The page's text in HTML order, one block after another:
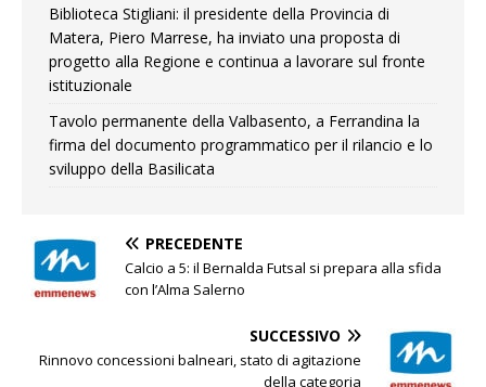
Biblioteca Stigliani: il presidente della Provincia di
Matera, Piero Marrese, ha inviato una proposta di
progetto alla Regione e continua a lavorare sul fronte
istituzionale
Tavolo permanente della Valbasento, a Ferrandina la
firma del documento programmatico per il rilancio e lo
sviluppo della Basilicata
PRECEDENTE
Calcio a 5: il Bernalda Futsal si prepara alla sfida
con l’Alma Salerno
SUCCESSIVO
Rinnovo concessioni balneari, stato di agitazione
della categoria